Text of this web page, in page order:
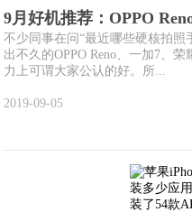
9月好机推荐：OPPO
不少同事在问“最近哪些硬核拍
出不久的OPPO Reno、一加7、
力上可谓大家公认的好。所...
2019-09-05